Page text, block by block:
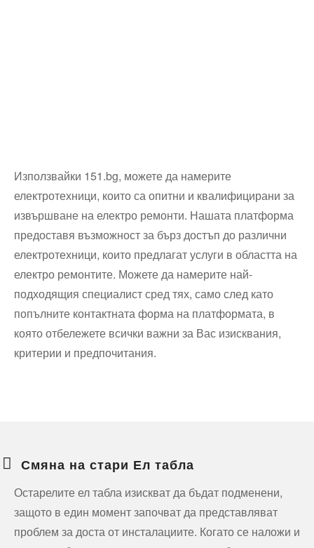
Използвайки 151.bg, можете да намерите
електротехници, които са опитни и квалифицирани за
извършване на електро ремонти. Нашата платформа
предоставя възможност за бърз достъп до различни
електротехници, които предлагат услуги в областта на
електро ремонтите. Можете да намерите най-
подходящия специалист сред тях, само след като
попълните контактната форма на платформата, в
която отбележете всички важни за Вас изисквания,
критерии и предпочитания.
Смяна на стари Ел табла
Остарелите ел табла изискват да бъдат подменени,
защото в един момент започват да представляват
проблем за доста от инсталациите. Когато се наложи и